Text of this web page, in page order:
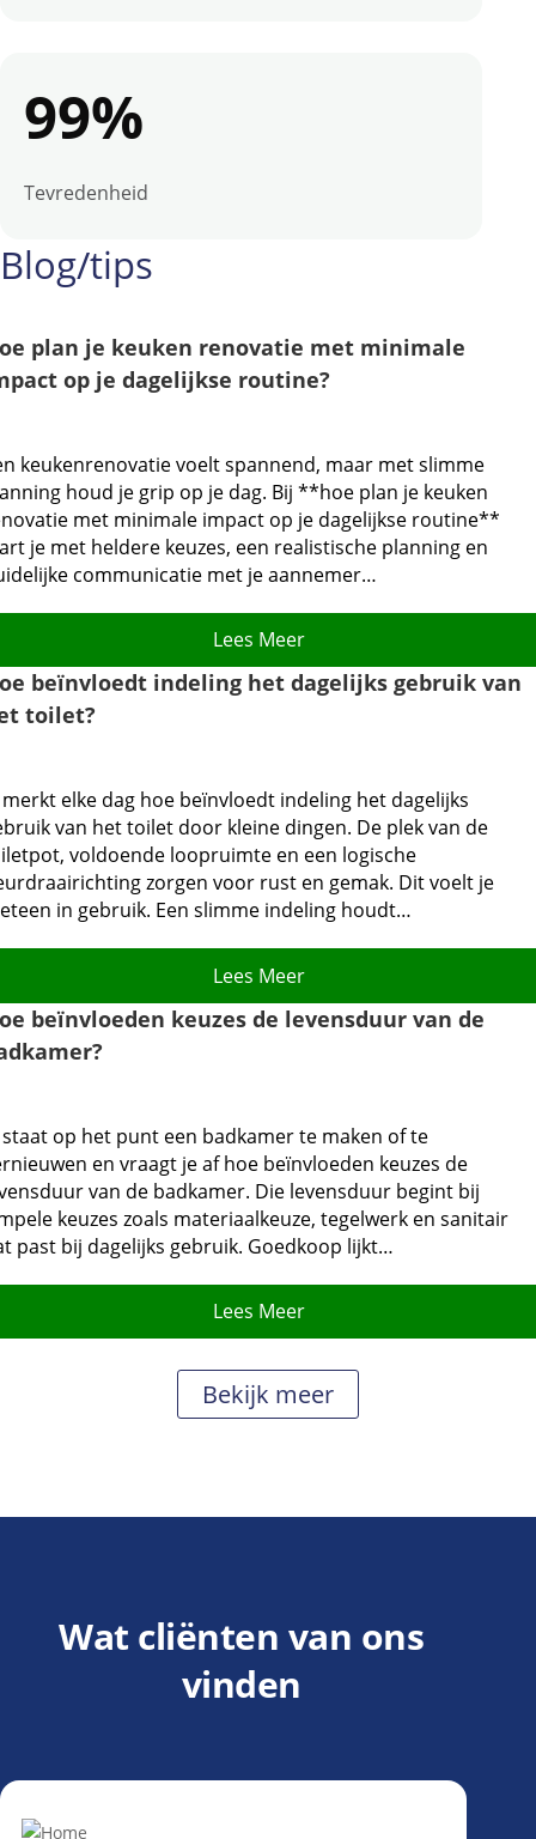
99%
Tevredenheid
Blog/tips
plan je keuken renovatie met minimale
op je dagelijkse routine?
keukenrenovatie voelt spannend, maar met slimme
houd je grip op je dag.​ Bij **hoe plan je keuken
met minimale impact op je dagelijkse routine**
je met heldere keuzes, een realistische planning en
communicatie met je aannemer…
Lees Meer
beïnvloedt indeling het dagelijks gebruik van
toilet?
merkt elke dag hoe beïnvloedt indeling het dagelijks
van het toilet door kleine dingen.​ De plek van de
voldoende loopruimte en een logische
zorgen voor rust en gemak.​ Dit voelt je
in gebruik.​ Een slimme indeling houdt…
Lees Meer
beïnvloeden keuzes de levensduur van de
staat op het punt een badkamer te maken of te
en vraagt je af hoe beïnvloeden keuzes de
van de badkamer.​ Die levensduur begint bij
keuzes zoals materiaalkeuze, tegelwerk en sanitair
past bij dagelijks gebruik.​ Goedkoop lijkt…
Lees Meer
Bekijk meer
Wat cliënten van ons
vinden